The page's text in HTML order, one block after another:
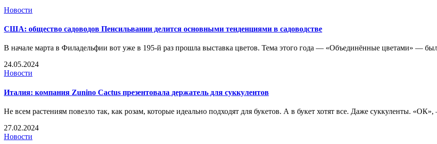
Новости
США: общество садоводов Пенсильвании делится основными тенденциями в садоводстве
В начале марта в Филадельфии вот уже в 195-й раз прошла выставка цветов. Тема этого года — «Объединённые цветами» —
24.05.2024
Новости
Италия: компания Zunino Cactus презентовала держатель для суккулентов
Не всем растениям повезло так, как розам, которые идеально подходят для букетов. А в букет хотят все. Даже суккуленты.
27.02.2024
Новости